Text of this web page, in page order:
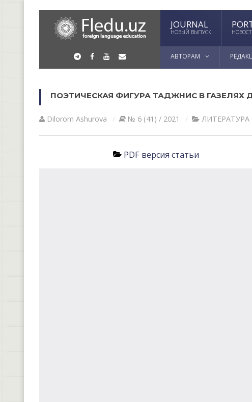
JOURNAL
НОВЫЙ ВЫПУСК
АВТОРАМ
ПОЭТИЧЕСКАЯ ФИГУРА ТАДЖНИС В
Dilorom Ashurova № 6 (41) / 2021
PDF версия статьи